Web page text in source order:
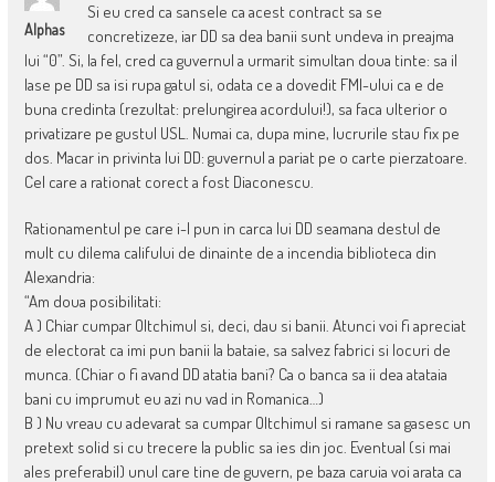
Alphas
Si eu cred ca sansele ca acest contract sa se
concretizeze, iar DD sa dea banii sunt undeva in preajma
lui “0”. Si, la fel, cred ca guvernul a urmarit simultan doua tinte: sa il
lase pe DD sa isi rupa gatul si, odata ce a dovedit FMI-ului ca e de
buna credinta (rezultat: prelungirea acordului!), sa faca ulterior o
privatizare pe gustul USL. Numai ca, dupa mine, lucrurile stau fix pe
dos. Macar in privinta lui DD: guvernul a pariat pe o carte pierzatoare.
Cel care a rationat corect a fost Diaconescu.
Rationamentul pe care i-l pun in carca lui DD seamana destul de
mult cu dilema califului de dinainte de a incendia biblioteca din
Alexandria:
“Am doua posibilitati:
A ) Chiar cumpar Oltchimul si, deci, dau si banii. Atunci voi fi apreciat
de electorat ca imi pun banii la bataie, sa salvez fabrici si locuri de
munca. (Chiar o fi avand DD atatia bani? Ca o banca sa ii dea atataia
bani cu imprumut eu azi nu vad in Romanica…)
B ) Nu vreau cu adevarat sa cumpar Oltchimul si ramane sa gasesc un
pretext solid si cu trecere la public sa ies din joc. Eventual (si mai
ales preferabil) unul care tine de guvern, pe baza caruia voi arata ca